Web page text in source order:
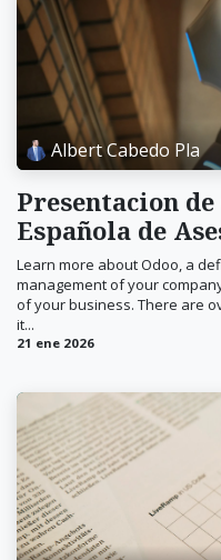
Albert Cabedo Pla
Presentacion
Española de
Learn more about Odoo, a
management of your
of your business. There are
it...
21 ene 2026